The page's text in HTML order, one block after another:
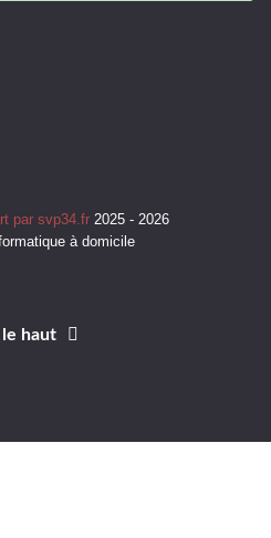
par svp34.fr 2025 - 2026
à domicile
le haut